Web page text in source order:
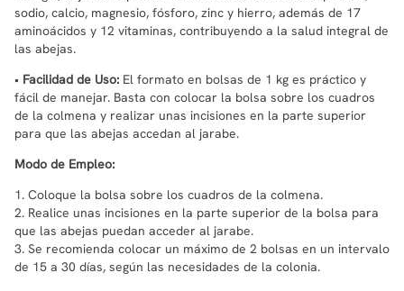
sodio, calcio, magnesio, fósforo, zinc y hierro, además de 17
aminoácidos y 12 vitaminas, contribuyendo a la salud integral de
las abejas.
• Facilidad de Uso: El formato en bolsas de 1 kg es práctico y
fácil de manejar. Basta con colocar la bolsa sobre los cuadros
de la colmena y realizar unas incisiones en la parte superior
para que las abejas accedan al jarabe.
Modo de Empleo:
1. Coloque la bolsa sobre los cuadros de la colmena.
2. Realice unas incisiones en la parte superior de la bolsa para
que las abejas puedan acceder al jarabe.
3. Se recomienda colocar un máximo de 2 bolsas en un intervalo
de 15 a 30 días, según las necesidades de la colonia.